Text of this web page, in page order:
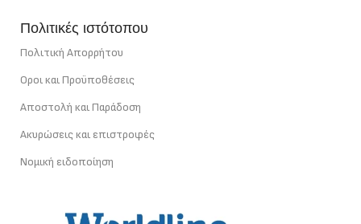
Πολιτικές ιστότοπου
Πολιτική Απορρήτου
Οροι και Προϋποθέσεις
Αποστολή και Παράδοση
Ακυρώσεις και επιστροφές
Νομική ειδοποίηση